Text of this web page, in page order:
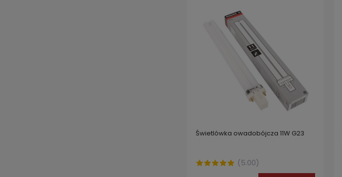
Świetlówka owadobójcza 11W G23
(5.00)